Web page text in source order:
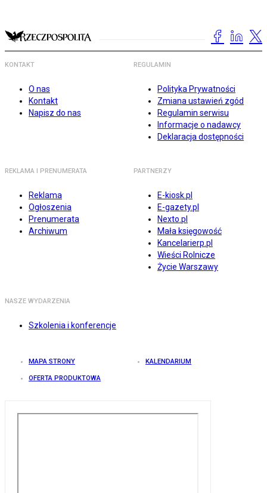
KONTAKT
O nas
Kontakt
Napisz do nas
REGULAMIN
Polityka Prywatności
Zmiana ustawień zgód
Regulamin serwisu
Informacje o nadawcy
Deklaracja dostępności
REKLAMA I PRENUMERATA
Reklama
Ogłoszenia
Prenumerata
Archiwum
PARTNERZY
E-kiosk.pl
E-gazety.pl
Nexto.pl
Mała księgowość
Kancelarierp.pl
Wieści Rolnicze
Życie Warszawy
NASZE WYDARZENIA
Szkolenia i konferencje
MAPA STRONY KALENDARIUM
OFERTA PRODUKTOWA